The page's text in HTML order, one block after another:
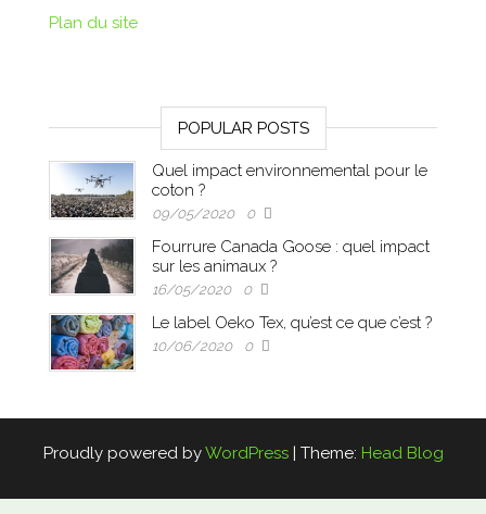
Plan du site
POPULAR POSTS
Quel impact environnemental pour le
coton ?
09/05/2020 0
Fourrure Canada Goose : quel impact
sur les animaux ?
16/05/2020 0
Le label Oeko Tex, qu’est ce que c’est ?
10/06/2020 0
Proudly powered byWordPress | Theme: Head Blog